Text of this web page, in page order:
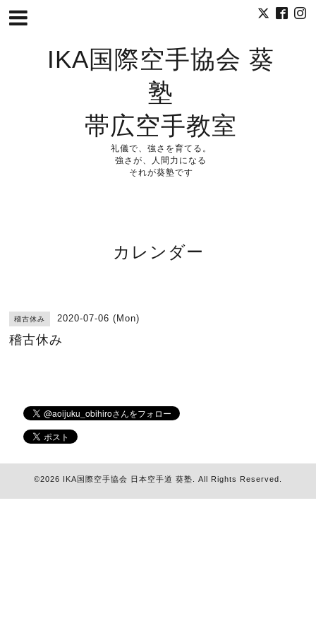
IKA国際空手協会 葵
塾
帯広空手教室
礼儀で、強さを育てる。
強さが、人間力になる
それが葵塾です
カレンダー
稽古休み 2020-07-06 (Mon)
稽古休み
©2026 IKA国際空手協会 日本空手道 葵塾 . All Rights Reserved.